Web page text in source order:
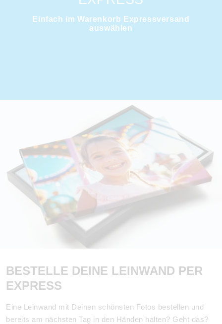
Einfach im Warenkorb Expressversand
auswählen
BESTELLE DEINE LEINWAND PER
EXPRESS
Eine Leinwand mit Deinen schönsten Fotos bestellen und
bereits am nächsten Tag in den Händen halten? Geht das?